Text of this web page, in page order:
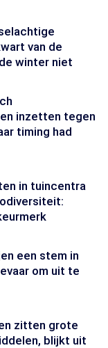
van de
winter niet
inzetten tegen
timing had
in tuincentra
een stem in
om uit te
zitten grote
blijkt uit